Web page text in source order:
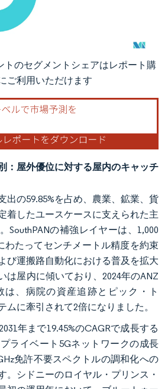
再利用にはCC BY 4.0の表示が必要です。
トのセグメントシェアはレポート購
ご利用いただけます
：屋外優位に対する屋内のキャッチ
出の59.85%を占め、農業、鉱業、貨
着したユースケースに支えられた主
SouthPANの補強レイヤーは、1,000
わたってセンチメートル精度を約束
び運搬路自動化における普及を拡大
は屋内に傾いており、2024年のANZ
は、病院の資産追跡とピック・ト
ムに牽引されて2倍になりました。
年まで19.45%のCAGRで成長する
ライベート5Gネットワークの成長
免許不要スペクトルの調和化への
。シドニーのロイヤル・プリンス・